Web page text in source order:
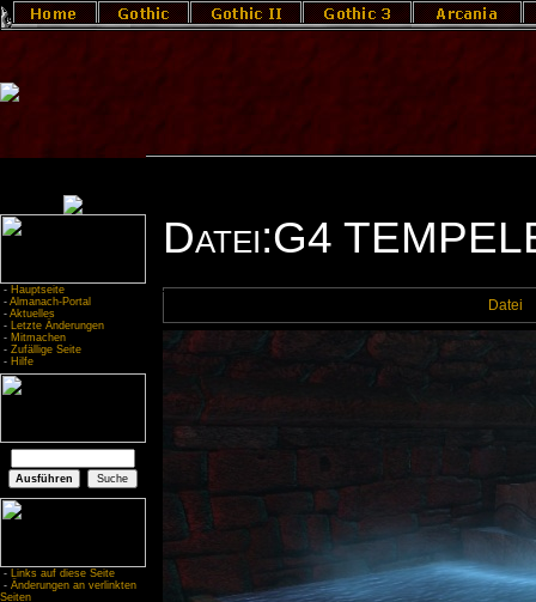
- Hauptseite
- Almanach-Portal
- Aktuelles
- Letzte Änderungen
- Mitmachen
- Zufällige Seite
- Hilfe
- Links auf diese Seite
- Änderungen an verlinkten
Seiten
Datei:G4
Datei